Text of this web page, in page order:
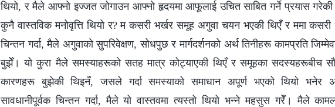
थियो, र मैले आफ्नो इज्जत जोगाउन आफ्नो हृदयमा आफूलाई उचित साबित गर्ने प्रयास
कुनै वास्तविक मनोवृत्ति थियो र? म कसरी भर्खर समूह अगुवा चयन भएकी थिएँ र ममा
चिन्तन गर्दा, मैले अगुवाको सुपरिवेक्षण, सोधपुछ र मार्गदर्शनको अर्थ तिनीहरू कामप्रति
बुझेँ। यो कुरा मैले समस्याहरूको सतह मात्र कोट्याएकी थिएँ र समूहका सदस्यहरूबीच
कारणहरू बुझेकी थिइनँ, जसले गर्दा समस्याको समाधान अपूर्ण भएको थियो भनेर
सावधानीपूर्वक चिन्तन गर्दा, मैले यो वास्तवमा त्यस्तो थियो भन्ने महसुस गरेँ। मैले